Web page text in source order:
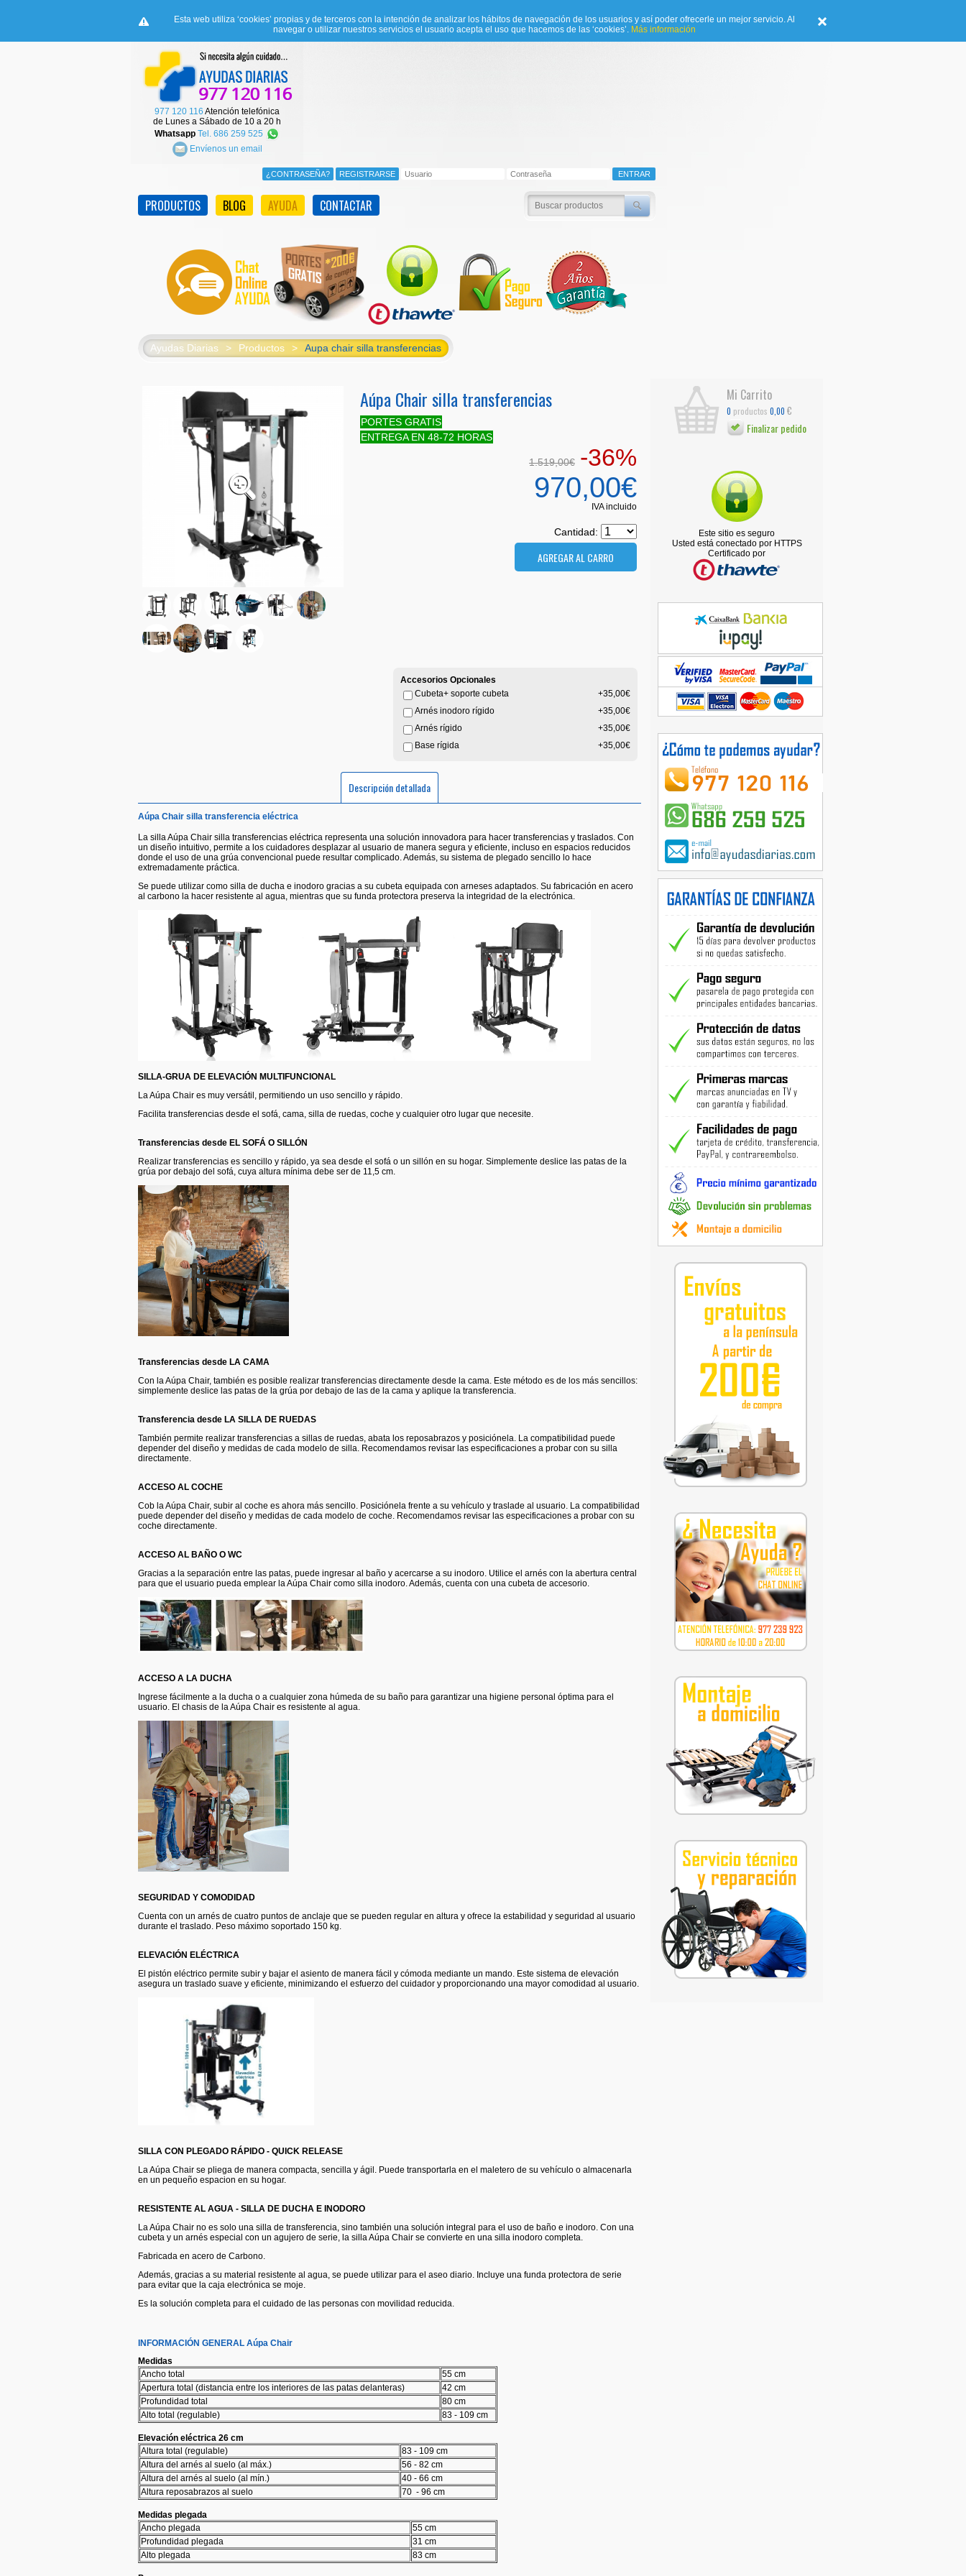
Esta web utiliza ‘cookies’ propias y de terceros con la intención de analizar los hábitos de navegación de los usuarios y así poder ofrecerle un mejor servicio. Al
navegar o utilizar nuestros servicios el usuario acepta el uso que hacemos de las ‘cookies’. Más información
977 120 116 Atención telefónica
de Lunes a Sábado de 10 a 20 h
Whatsapp Tel. 686 259 525
Envíenos un email
PRODUCTOS BLOG AYUDA CONTACTAR
Ayudas Diarias > Productos > Aupa chair silla transferencias
Aúpa Chair silla transferencias
PORTES GRATIS
ENTREGA EN 48-72 HORAS
1.519,00€ -36%
970,00€
IVA incluido
Cantidad:
Accesorios Opcionales
Cubeta+ soporte cubeta
+35,00€
Arnés inodoro rígido
+35,00€
Arnés rígido
+35,00€
Base rígida
+35,00€
Descripción detallada
Aúpa Chair silla transferencia eléctrica
La silla Aúpa Chair silla transferencias eléctrica representa una solución innovadora para hacer transferencias y traslados. Con
un diseño intuitivo, permite a los cuidadores desplazar al usuario de manera segura y eficiente, incluso en espacios reducidos
donde el uso de una grúa convencional puede resultar complicado. Además, su sistema de plegado sencillo lo hace
extremadamente práctica.
Se puede utilizar como silla de ducha e inodoro gracias a su cubeta equipada con arneses adaptados. Su fabricación en acero
al carbono la hacer resistente al agua, mientras que su funda protectora preserva la integridad de la electrónica.
SILLA-GRUA DE ELEVACIÓN MULTIFUNCIONAL
La Aúpa Chair es muy versátil, permitiendo un uso sencillo y rápido.
Facilita transferencias desde el sofá, cama, silla de ruedas, coche y cualquier otro lugar que necesite.
Transferencias desde EL SOFÁ O SILLÓN
Realizar transferencias es sencillo y rápido, ya sea desde el sofá o un sillón en su hogar. Simplemente deslice las patas de la
grúa por debajo del sofá, cuya altura mínima debe ser de 11,5 cm.
Transferencias desde LA CAMA
Con la Aúpa Chair, también es posible realizar transferencias directamente desde la cama. Este método es de los más sencillos:
simplemente deslice las patas de la grúa por debajo de las de la cama y aplique la transferencia.
Transferencia desde LA SILLA DE RUEDAS
También permite realizar transferencias a sillas de ruedas, abata los reposabrazos y posiciónela. La compatibilidad puede
depender del diseño y medidas de cada modelo de silla. Recomendamos revisar las especificaciones a probar con su silla
directamente.
ACCESO AL COCHE
Cob la Aúpa Chair, subir al coche es ahora más sencillo. Posiciónela frente a su vehículo y traslade al usuario. La compatibilidad
puede depender del diseño y medidas de cada modelo de coche. Recomendamos revisar las especificaciones a probar con su
coche directamente.
ACCESO AL BAÑO O WC
Gracias a la separación entre las patas, puede ingresar al baño y acercarse a su inodoro. Utilice el arnés con la abertura central
para que el usuario pueda emplear la Aúpa Chair como silla inodoro. Además, cuenta con una cubeta de accesorio.
ACCESO A LA DUCHA
Ingrese fácilmente a la ducha o a cualquier zona húmeda de su baño para garantizar una higiene personal óptima para el
usuario. El chasis de la Aúpa Chair es resistente al agua.
SEGURIDAD Y COMODIDAD
Cuenta con un arnés de cuatro puntos de anclaje que se pueden regular en altura y ofrece la estabilidad y seguridad al usuario
durante el traslado. Peso máximo soportado 150 kg.
ELEVACIÓN ELÉCTRICA
El pistón eléctrico permite subir y bajar el asiento de manera fácil y cómoda mediante un mando. Este sistema de elevación
asegura un traslado suave y eficiente, minimizando el esfuerzo del cuidador y proporcionando una mayor comodidad al usuario.
SILLA CON PLEGADO RÁPIDO - QUICK RELEASE
La Aúpa Chair se pliega de manera compacta, sencilla y ágil. Puede transportarla en el maletero de su vehículo o almacenarla
en un pequeño espacion en su hogar.
RESISTENTE AL AGUA - SILLA DE DUCHA E INODORO
La Aúpa Chair no es solo una silla de transferencia, sino también una solución integral para el uso de baño e inodoro. Con una
cubeta y un arnés especial con un agujero de serie, la silla Aúpa Chair se convierte en una silla inodoro completa.
Fabricada en acero de Carbono.
Además, gracias a su material resistente al agua, se puede utilizar para el aseo diario. Incluye una funda protectora de serie
para evitar que la caja electrónica se moje.
Es la solución completa para el cuidado de las personas con movilidad reducida.
INFORMACIÓN GENERAL Aúpa Chair
Medidas
Ancho total
55 cm
Apertura total (distancia entre los interiores de las patas delanteras)
42 cm
Profundidad total
80 cm
Alto total (regulable)
83 - 109 cm
Elevación eléctrica 26 cm
Altura total (regulable)
83 - 109 cm
Altura del arnés al suelo (al máx.)
56 - 82 cm
Altura del arnés al suelo (al mín.)
40 - 66 cm
Altura reposabrazos al suelo
70 - 96 cm
Medidas plegada
Ancho plegada
55 cm
Profundidad plegada
31 cm
Alto plegada
83 cm
Mi Carrito
0 productos 0,00 €
Finalizar pedido
Este sitio es seguro
Usted está conectado por HTTPS
Certificado por